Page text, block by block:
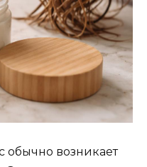
обычно возникает